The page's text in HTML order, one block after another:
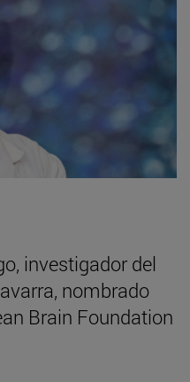
investigador del
nombrado
Brain Foundation